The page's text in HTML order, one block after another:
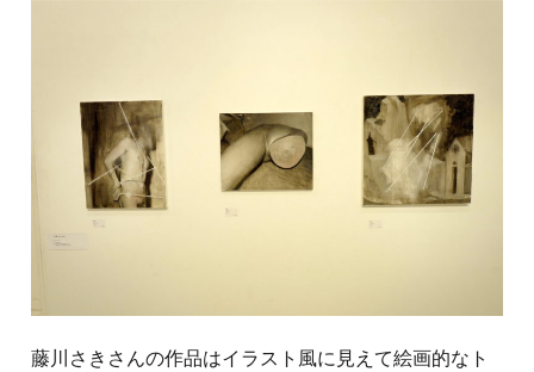
藤川さきさんの作品はイラスト風に見えて絵画的なト